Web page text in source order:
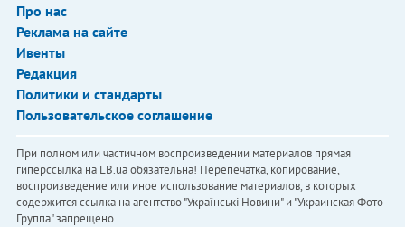
Про нас
Реклама на сайте
Ивенты
Редакция
Политики и стандарты
Пользовательское соглашение
При полном или частичном воспроизведении материалов прямая
гиперссылка на LB.ua обязательна! Перепечатка, копирование,
воспроизведение или иное использование материалов, в которых
содержится ссылка на агентство "Українськi Новини" и "Украинская Фото
Группа" запрещено.